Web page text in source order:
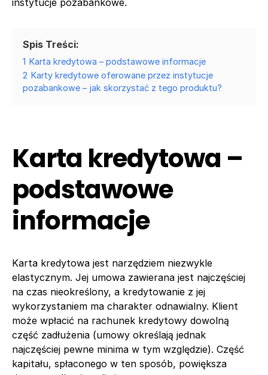
instytucje pozabankowe.
Spis Treści:
1 Karta kredytowa – podstawowe informacje
2 Karty kredytowe oferowane przez instytucje
pozabankowe – jak skorzystać z tego produktu?
Karta kredytowa –
podstawowe
informacje
Karta kredytowa jest narzędziem niezwykle
elastycznym. Jej umowa zawierana jest najczęściej
na czas nieokreślony, a kredytowanie z jej
wykorzystaniem ma charakter odnawialny. Klient
może wpłacić na rachunek kredytowy dowolną
część zadłużenia (umowy określają jednak
najczęściej pewne minima w tym względzie). Część
kapitału, spłaconego w ten sposób, powiększa